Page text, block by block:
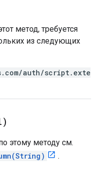
метод, требуется
из следующих
auth/script.exte
этому методу см.
.